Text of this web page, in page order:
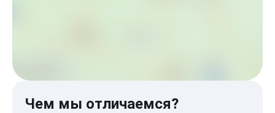
Чем мы отличаемся?